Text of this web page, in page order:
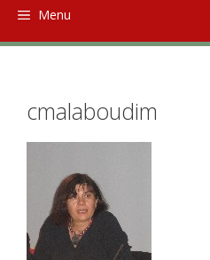
Menu
cmalaboudim